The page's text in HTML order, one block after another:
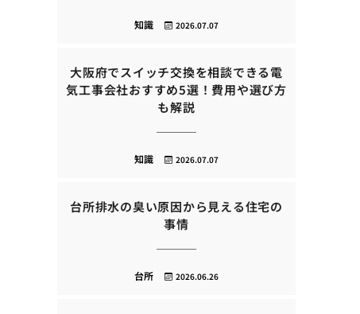
2026.07.07
知識
大阪府でスイッチ交換を相談できる電
気工事会社おすすめ5選！費用や選び方
も解説
2026.07.07
知識
台所排水の臭い原因から見える住宅の
事情
2026.06.26
台所